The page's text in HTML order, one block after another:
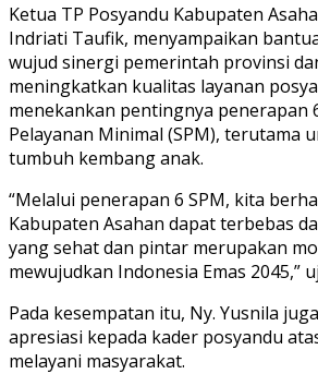
Ketua TP Posyandu Kabupaten
Indriati Taufik, menyampaikan
wujud sinergi pemerintah provinsi
meningkatkan kualitas layanan
menekankan pentingnya penerapan
Pelayanan Minimal (SPM), terutama
tumbuh kembang anak.
“Melalui penerapan 6 SPM, kita
Kabupaten Asahan dapat terbebas
yang sehat dan pintar merupakan
mewujudkan Indonesia Emas 2045,”
Pada kesempatan itu, Ny. Yusnila
apresiasi kepada kader posyandu
melayani masyarakat.